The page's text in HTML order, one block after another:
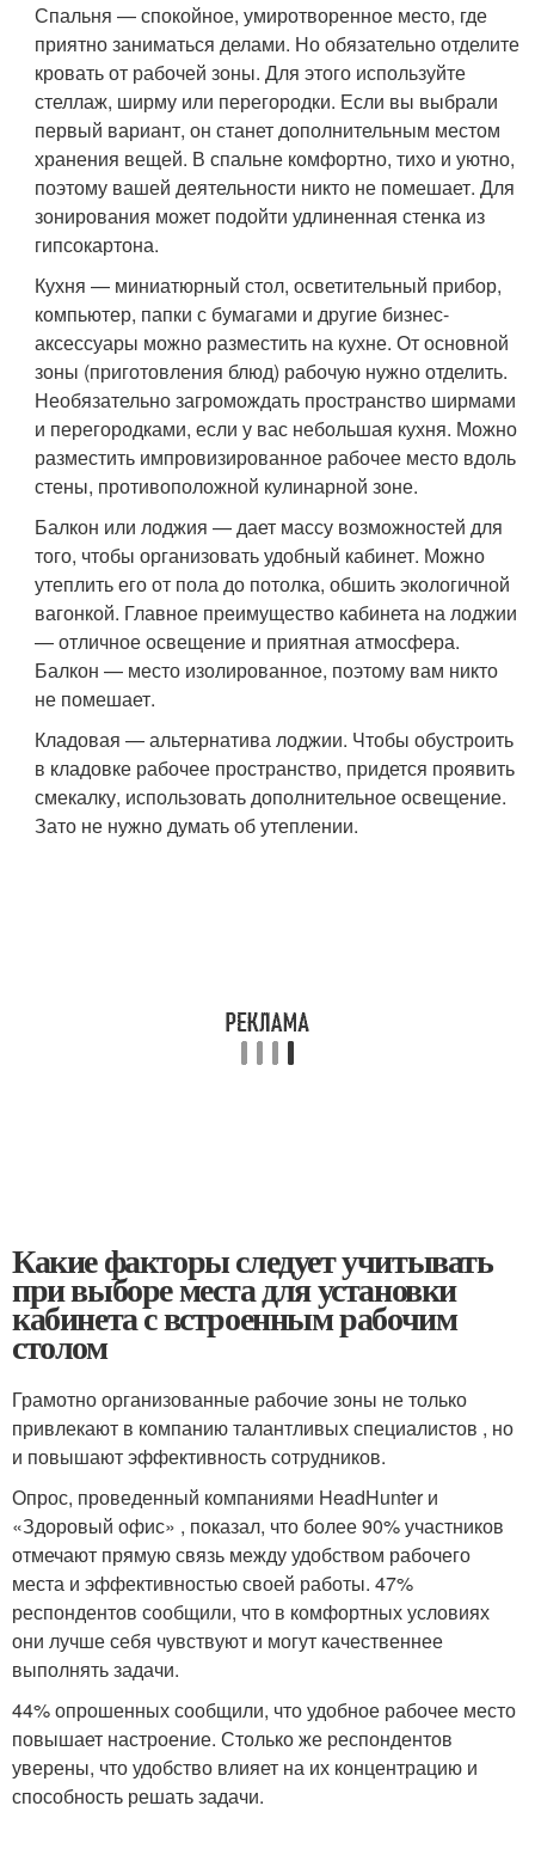
Спальня — спокойное, умиротворенное место, где
приятно заниматься делами. Но обязательно отделите
кровать от рабочей зоны. Для этого используйте
стеллаж, ширму или перегородки. Если вы выбрали
первый вариант, он станет дополнительным местом
хранения вещей. В спальне комфортно, тихо и уютно,
поэтому вашей деятельности никто не помешает. Для
зонирования может подойти удлиненная стенка из
гипсокартона.
Кухня — миниатюрный стол, осветительный прибор,
компьютер, папки с бумагами и другие бизнес-
аксессуары можно разместить на кухне. От основной
зоны (приготовления блюд) рабочую нужно отделить.
Необязательно загромождать пространство ширмами
и перегородками, если у вас небольшая кухня. Можно
разместить импровизированное рабочее место вдоль
стены, противоположной кулинарной зоне.
Балкон или лоджия — дает массу возможностей для
того, чтобы организовать удобный кабинет. Можно
утеплить его от пола до потолка, обшить экологичной
вагонкой. Главное преимущество кабинета на лоджии
— отличное освещение и приятная атмосфера.
Балкон — место изолированное, поэтому вам никто
не помешает.
Кладовая — альтернатива лоджии. Чтобы обустроить
в кладовке рабочее пространство, придется проявить
смекалку, использовать дополнительное освещение.
Зато не нужно думать об утеплении.
Какие факторы следует учитывать
при выборе места для установки
кабинета с встроенным рабочим
столом
Грамотно организованные рабочие зоны не только
привлекают в компанию талантливых специалистов , но
и повышают эффективность сотрудников.
Опрос, проведенный компаниями HeadHunter и
«Здоровый офис» , показал, что более 90% участников
отмечают прямую связь между удобством рабочего
места и эффективностью своей работы. 47%
респондентов сообщили, что в комфортных условиях
они лучше себя чувствуют и могут качественнее
выполнять задачи.
44% опрошенных сообщили, что удобное рабочее место
повышает настроение. Столько же респондентов
уверены, что удобство влияет на их концентрацию и
способность решать задачи.